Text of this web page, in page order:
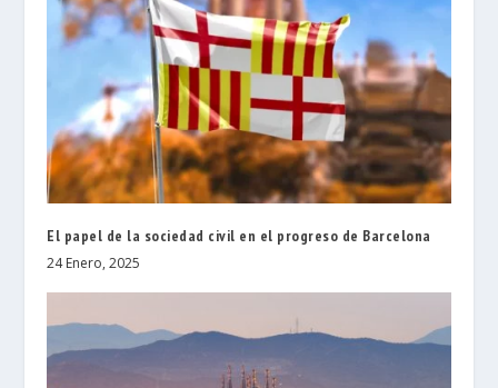
El papel de la sociedad civil en el progreso de Barcelona
24 Enero, 2025